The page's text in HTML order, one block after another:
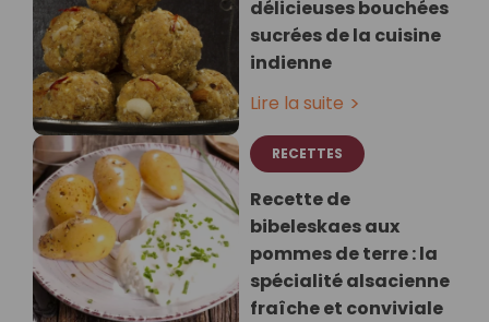
délicieuses bouchées
sucrées de la cuisine
indienne
Lire la suite
RECETTES
Recette de
bibeleskaes aux
pommes de terre : la
spécialité alsacienne
fraîche et conviviale